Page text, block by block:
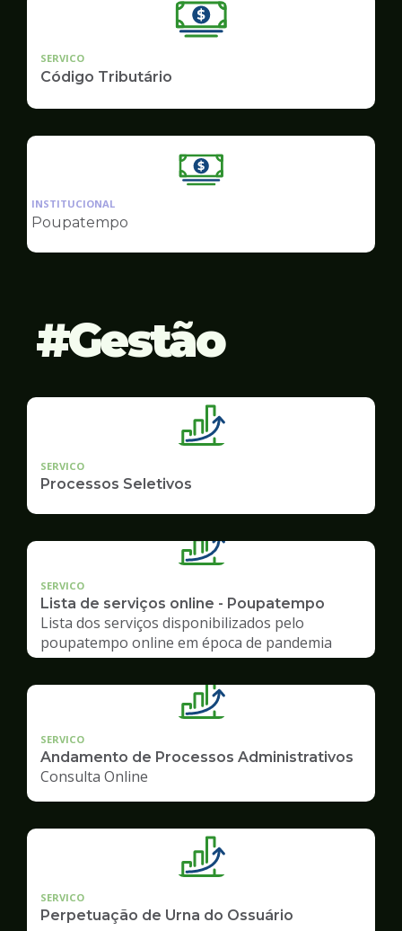
SERVICO
Código Tributário
Ilustração
Finanças
INSTITUCIONAL
Poupatempo
Gestão
SERVICO
Processos Seletivos
SERVICO
Lista de serviços online - Poupatempo
Lista dos serviços disponibilizados pelo
poupatempo online em época de pandemia
SERVICO
Andamento de Processos Administrativos
Consulta Online
SERVICO
Perpetuação de Urna do Ossuário